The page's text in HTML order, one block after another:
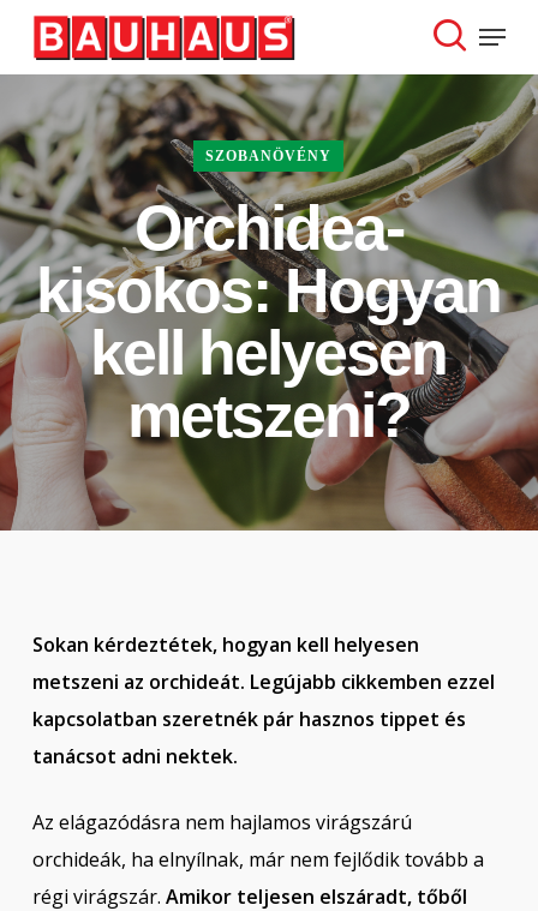
Skip
content
search
Menu
SZOBANÖVÉNY
Orchidea-
kisokos: Hogyan
kell helyesen
metszeni?
Sokan kérdeztétek, hogyan kell helyesen
metszeni az orchideát. Legújabb cikkemben ezzel
kapcsolatban szeretnék pár hasznos tippet és
tanácsot adni nektek.
Az elágazódásra nem hajlamos virágszárú
orchideák, ha elnyílnak, már nem fejlődik tovább a
régi virágszár. Amikor teljesen elszáradt, tőből
Close
Menu